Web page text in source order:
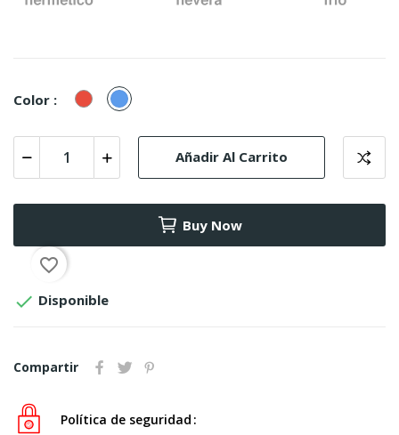
Color : Rojo Azul
Añadir Al Carrito
Buy Now
favorite_border
 Disponible
Compartir
Política de seguridad